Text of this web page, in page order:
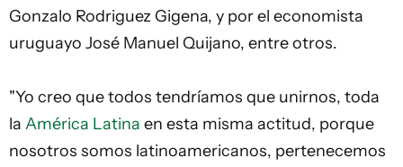
Gonzalo Rodriguez Gigena, y por el economista
uruguayo José Manuel Quijano, entre otros.
"Yo creo que todos tendríamos que unirnos, toda
la América Latina en esta misma actitud, porque
nosotros somos latinoamericanos, pertenecemos